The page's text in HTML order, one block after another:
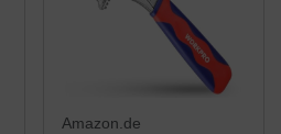
Amazon.de